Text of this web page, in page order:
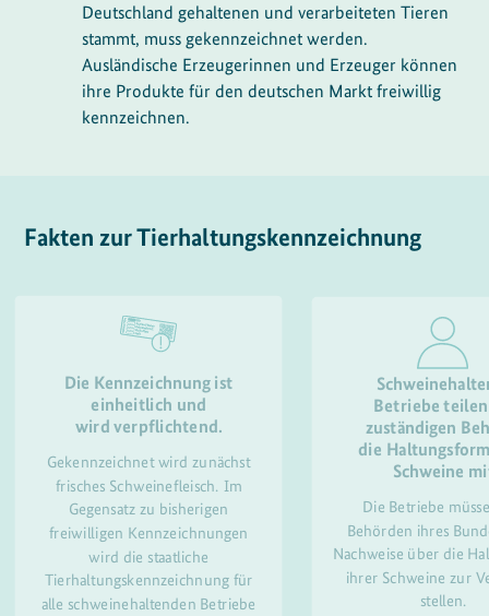
Deutschland gehaltenen und verarbeiteten Tieren
stammt, muss gekennzeichnet werden.
Ausländische Erzeugerinnen und Erzeuger können
ihre Produkte für den deutschen Markt freiwillig
kennzeichnen.
Fakten zur Tierhaltungskennzeichnung
Die Kennzeichnung ist
einheitlich und
wird verpflichtend.
Gekennzeichnet wird zunächst
frisches Schweinefleisch. Im
Gegensatz zu bisherigen
freiwilligen Kennzeichnungen
wird die staatliche
Tierhaltungskennzeichnung für
alle schweinehaltenden Betriebe
Betriebe
zuständigen
die
Schweine
Die Betriebe
Behörden ihres
Nachweise über die
ihrer Schweine zur
stellen.